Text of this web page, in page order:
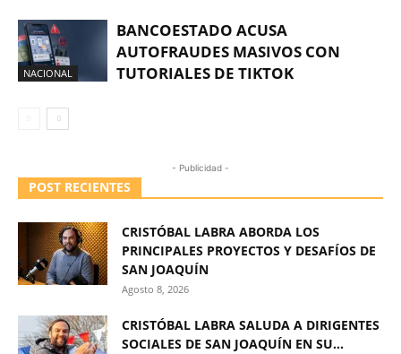
NACIONAL
BANCOESTADO ACUSA
AUTOFRAUDES MASIVOS CON
TUTORIALES DE TIKTOK
- Publicidad -
POST RECIENTES
CRISTÓBAL LABRA ABORDA LOS
PRINCIPALES PROYECTOS Y DESAFÍOS DE
SAN JOAQUÍN
Agosto 8, 2026
CRISTÓBAL LABRA SALUDA A DIRIGENTES
SOCIALES DE SAN JOAQUÍN EN SU...